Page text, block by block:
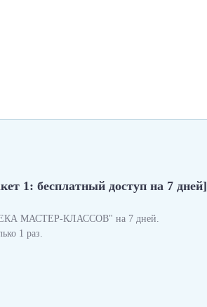
1: бесплатный доступ на 7 дней]
МАСТЕР-КЛАССОВ" на 7 дней.
1 раз.